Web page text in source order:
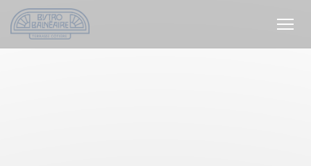
Personalización de sus opciones de cookies